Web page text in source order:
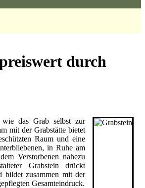
durch
das Grab selbst zur
mit der Grabstätte bietet
Raum und eine
in Ruhe am
Verstorbenen nahezu
Grabstein drückt
bildet zusammen mit der
Gesamteindruck.